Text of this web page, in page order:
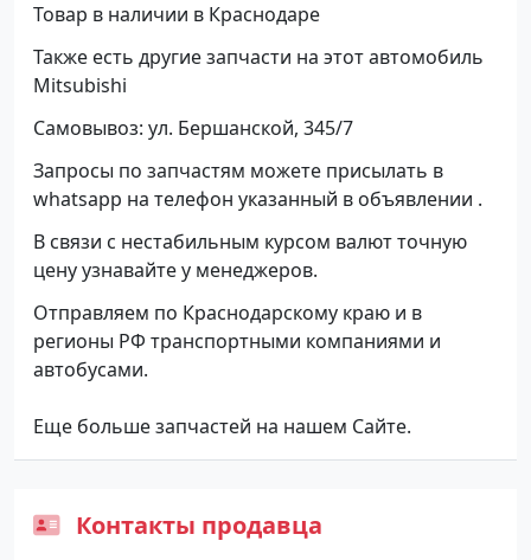
Товар в наличии в Краснодаре
Также есть другие запчасти на этот автомобиль
Mitsubishi
Самовывоз: ул. Бершанской, 345/7
Запросы по запчастям можете присылать в
whatsapp на телефон указанный в объявлении .
В связи с нестабильным курсом валют точную
цену узнавайте у менеджеров.
Отправляем по Краснодарскому краю и в
регионы РФ транспортными компаниями и
автобусами.
Еще больше запчастей на нашем Сайте.
Контакты продавца